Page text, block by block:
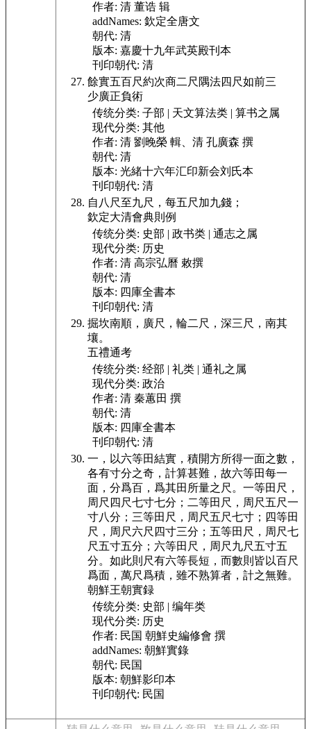
作者: 清 董诰 辑
addNames: 欽定全唐文
朝代: 清
版本: 嘉慶十九年武英殿刊本
刊印朝代: 清
餘實五百尺約次商二尺隅法四尺如前三
少廣正負術
传统分类: 子部 | 天文算法类 | 算书之属
现代分类: 其他
作者: 清 劉晚榮 輯、清 孔廣森 撰
朝代: 清
版本: 光緒十六年汇印新会刘氏本
刊印朝代: 清
自八尺至九尺，每五尺加九錢；
欽定大清會典則例
传统分类: 史部 | 政书类 | 通志之属
现代分类: 历史
作者: 清 高宗弘曆 敕撰
朝代: 清
版本: 四庫全書本
刊印朝代: 清
掘坎南順，廣尺，輪二尺，深三尺，南其
壤。
五禮通考
传统分类: 经部 | 礼类 | 通礼之属
现代分类: 政治
作者: 清 秦蕙田 撰
朝代: 清
版本: 四庫全書本
刊印朝代: 清
一，以六等田結實，積開方所得一面之數，
各有寸分之奇，計算甚難，故六等田每一
面，分爲百，爲其田所量之尺。一等田尺，
周尺四尺七寸七分；二等田尺，周尺五尺一
寸八分；三等田尺，周尺五尺七寸；四等田
尺，周尺六尺四寸三分；五等田尺，周尺七
尺五寸五分；六等田尺，周尺九尺五寸五
分。如此則尺有六等長短，而數則皆以百尺
爲面，萬尺爲積，雖不熟算者，計之無難。
朝鮮王朝實録
传统分类: 史部 | 编年类
现代分类: 历史
作者: 民国 朝鮮史編修會 撰
addNames: 朝鮮實錄
朝代: 民国
版本: 朝鮮影印本
刊印朝代: 民国